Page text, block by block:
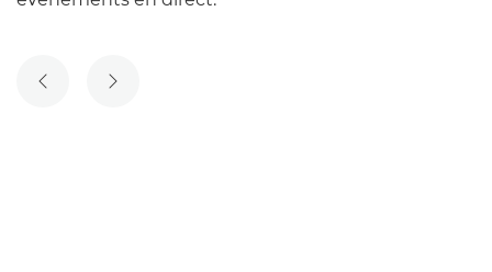
DIAPOSITIVE PRÉCÉDENTE
DIAPOSITIVE SUIVANTE